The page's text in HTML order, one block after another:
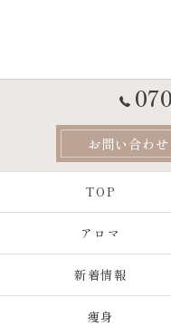
お問い合わせ
TOP
アロマ
新着情報
痩身